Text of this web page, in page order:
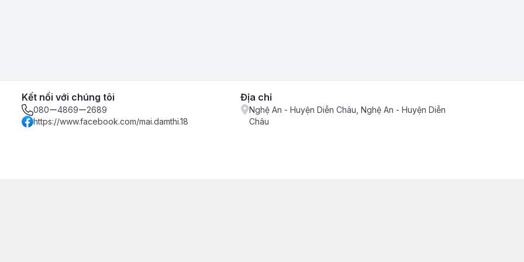
Kết nối với chúng tôi
080ー4869ー2689
https://www.facebook.com/mai.damthi.18
Địa chỉ
Nghệ An - Huyện Diễn Châu, Nghệ An - Huyện Diễn
Châu